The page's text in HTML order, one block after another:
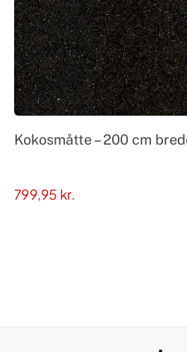
Kokosmåtte – 200 cm
799,95 kr.